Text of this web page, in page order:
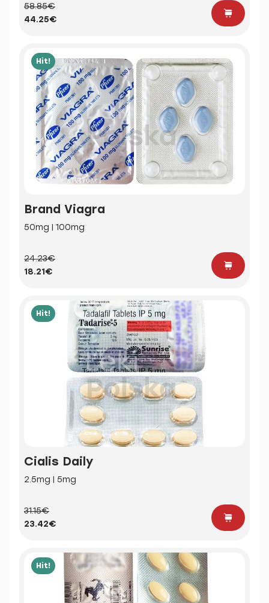
58.85€
44.25€
Hit!
Brand Viagra
50mg | 100mg
24.23€
18.21€
Hit!
Cialis Daily
2.5mg | 5mg
31.15€
23.42€
Hit!